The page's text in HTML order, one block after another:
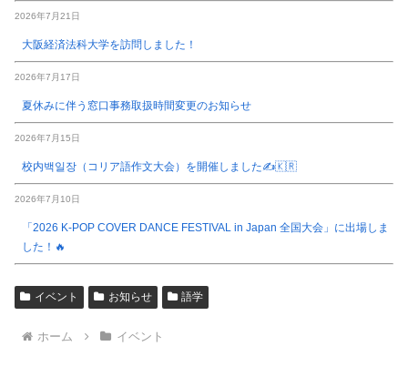
2026年7月21日
大阪経済法科大学を訪問しました！
2026年7月17日
夏休みに伴う窓口事務取扱時間変更のお知らせ
2026年7月15日
校内백일장（コリア語作文大会）を開催しました✍️🇰🇷
2026年7月10日
「2026 K-POP COVER DANCE FESTIVAL in Japan 全国大会」に出場しま
した！🔥
イベント お知らせ 語学
ホーム イベント